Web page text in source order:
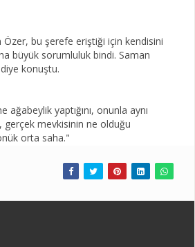
bu şerefe eriştiği için kendisini
büyük sorumluluk bindi. Saman
konuştu.
yaptığını, onunla aynı
gerçek mevkisinin ne olduğu
orta saha."